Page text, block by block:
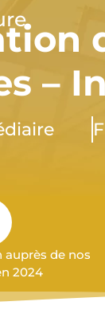
–
auprès de nos
2024